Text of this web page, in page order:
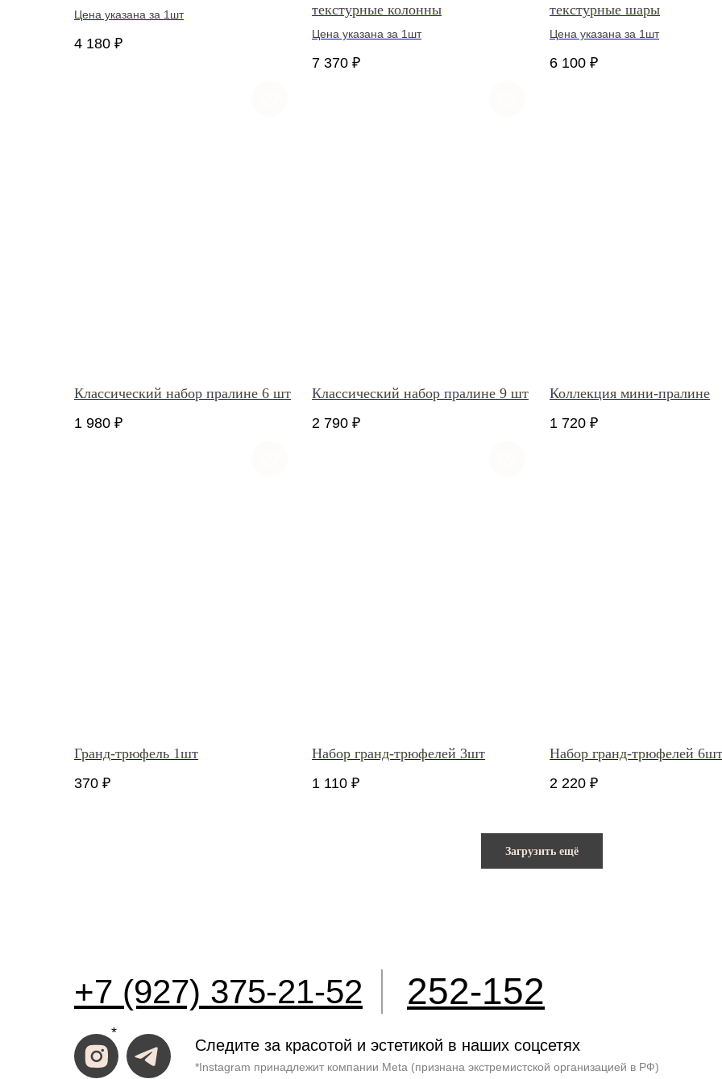
Цена указана за 1шт
4 180 ₽
текстурные колонны
Цена указана за 1шт
7 370 ₽
текстурные шары
Цена указана за 1шт
6 100 ₽
Классический набор пралине 6 шт
1 980 ₽
Классический набор пралине 9 шт
2 790 ₽
Коллекция мини-пралине
1 720 ₽
Гранд-трюфель 1шт
370 ₽
Набор гранд-трюфелей 3шт
1 110 ₽
Набор гранд-трюфелей 6шт
2 220 ₽
Загрузить ещё
Следите за красотой и эстетикой в наших соцсетях
*Instagram принадлежит компании Meta (признана экстремистской организацией в РФ)
*
+7 (927) 375-21-52 252-152